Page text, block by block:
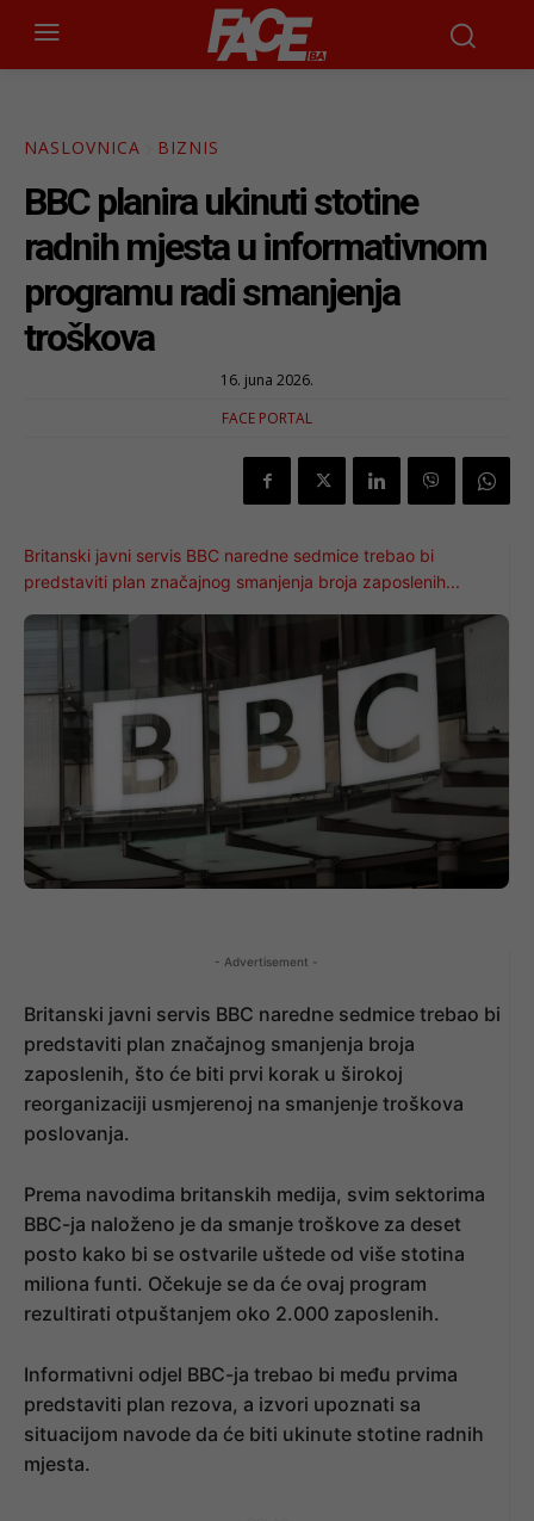
NASLOVNICA BIZNIS
BBC planira ukinuti stotine
radnih mjesta u informativnom
programu radi smanjenja
troškova
16. juna 2026.
FACE PORTAL
Britanski javni servis BBC naredne sedmice trebao bi
predstaviti plan značajnog smanjenja broja zaposlenih...
- Advertisement -
Britanski javni servis BBC naredne sedmice trebao bi
predstaviti plan značajnog smanjenja broja
zaposlenih, što će biti prvi korak u širokoj
reorganizaciji usmjerenoj na smanjenje troškova
poslovanja.
Prema navodima britanskih medija, svim sektorima
BBC-ja naloženo je da smanje troškove za deset
posto kako bi se ostvarile uštede od više stotina
miliona funti. Očekuje se da će ovaj program
rezultirati otpuštanjem oko 2.000 zaposlenih.
Informativni odjel BBC-ja trebao bi među prvima
predstaviti plan rezova, a izvori upoznati sa
situacijom navode da će biti ukinute stotine radnih
mjesta.